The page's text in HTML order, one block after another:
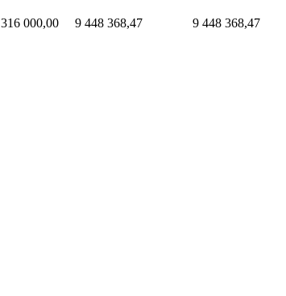
316 000,00 9 448 368,47 9 448 368,47